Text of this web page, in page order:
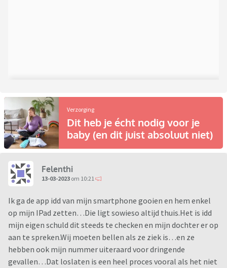
Verzorging
Dit heb je écht nodig voor je
baby (en dit juist absoluut niet)
Felenthi
13-03-2023 om 10:21
Ik ga de app idd van mijn smartphone gooien en hem enkel
op mijn IPad zetten…Die ligt sowieso altijd thuis.Het is idd
mijn eigen schuld dit steeds te checken en mijn dochter er op
aan te spreken.Wij moeten bellen als ze ziek is…en ze
hebben ook mijn nummer uiteraard voor dringende
gevallen…Dat loslaten is een heel proces vooral als het niet